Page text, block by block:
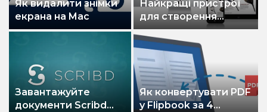
Як видалити знімки
екрана на Mac
Найкращі пристрої
для створення
фліпбуків для
професійного та
особистого
використання
Завантажуйте
документи Scribd
Як конвертувати PDF
у Flipbook за 4